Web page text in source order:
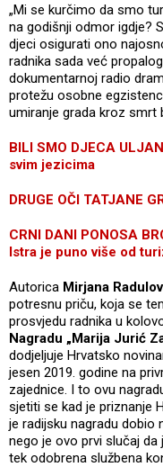
„Mi se kurčimo da smo
na godišnji odmor igdje?
djeci osigurati ono
radnika sada već propalog
dokumentarnoj radio
protežu osobne
umiranje grada kroz smrt
BILI SMO DJECA
svim jezicima
DRUGE OČI TATJANE
CRNI DANI PONOSA
Istra je puno više od
Autorica Mirjana
potresnu priču, koja se
prosvjedu radnika u
Nagradu „Marija Jurić
dodjeljuje Hrvatsko
jesen 2019. godine na
zajednice. I to ovu
sjetiti se kad je priznanje
je radijsku nagradu dobio
nego je ovo prvi slučaj
tek odobrena službena